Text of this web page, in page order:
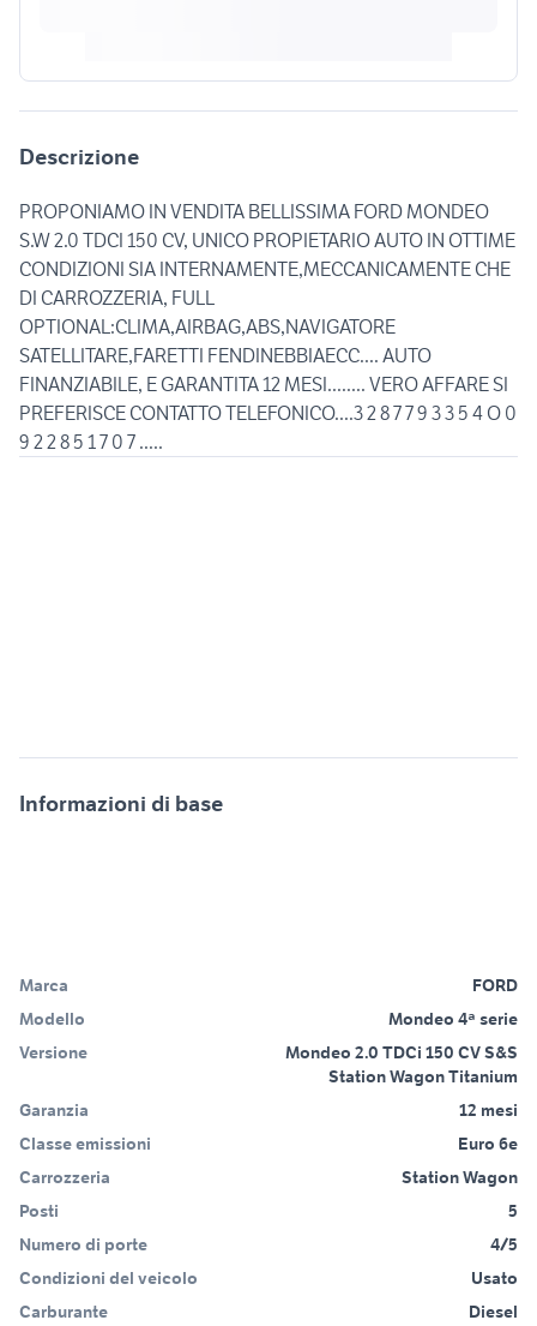
Descrizione
PROPONIAMO IN VENDITA BELLISSIMA FORD MONDEO
S.W 2.0 TDCI 150 CV, UNICO PROPIETARIO AUTO IN OTTIME
CONDIZIONI SIA INTERNAMENTE,MECCANICAMENTE CHE
DI CARROZZERIA, FULL
OPTIONAL:CLIMA,AIRBAG,ABS,NAVIGATORE
SATELLITARE,FARETTI FENDINEBBIAECC.... AUTO
FINANZIABILE, E GARANTITA 12 MESI........ VERO AFFARE SI
PREFERISCE CONTATTO TELEFONICO....3 2 8 7 7 9 3 3 5 4 O 0
9 2 2 8 5 1 7 0 7 .....
Informazioni di base
Marca
FORD
Modello
Mondeo 4ª serie
Versione
Mondeo 2.0 TDCi 150 CV S&S
Station Wagon Titanium
Garanzia
12 mesi
Classe emissioni
Euro 6e
Carrozzeria
Station Wagon
Posti
5
Numero di porte
4/5
Condizioni del veicolo
Usato
Carburante
Diesel